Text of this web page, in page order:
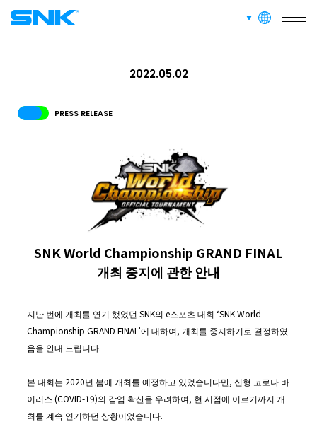
languages
RECRUIT
RECRUIT FOR FANS
PRESS RELEASE
2022.05.02
SNK World Championship GRAND FINAL
개최 중지에 관한 안내
지난 번에 개최를 연기 했었던 SNK의 e스포츠 대회 ‘SNK World
Championship GRAND FINAL’에 대하여, 개최를 중지하기로 결정하였
음을 안내 드립니다.
본 대회는 2020년 봄에 개최를 예정하고 있었습니다만, 신형 코로나 바
이러스 (COVID-19)의 감염 확산을 우려하여, 현 시점에 이르기까지 개
최를 계속 연기하던 상황이었습니다.